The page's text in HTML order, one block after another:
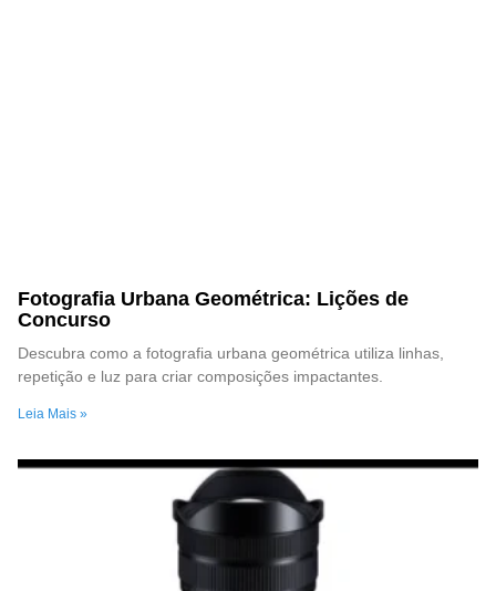
Fotografia Urbana Geométrica: Lições de
Concurso
Descubra como a fotografia urbana geométrica utiliza linhas,
repetição e luz para criar composições impactantes.
Leia Mais »